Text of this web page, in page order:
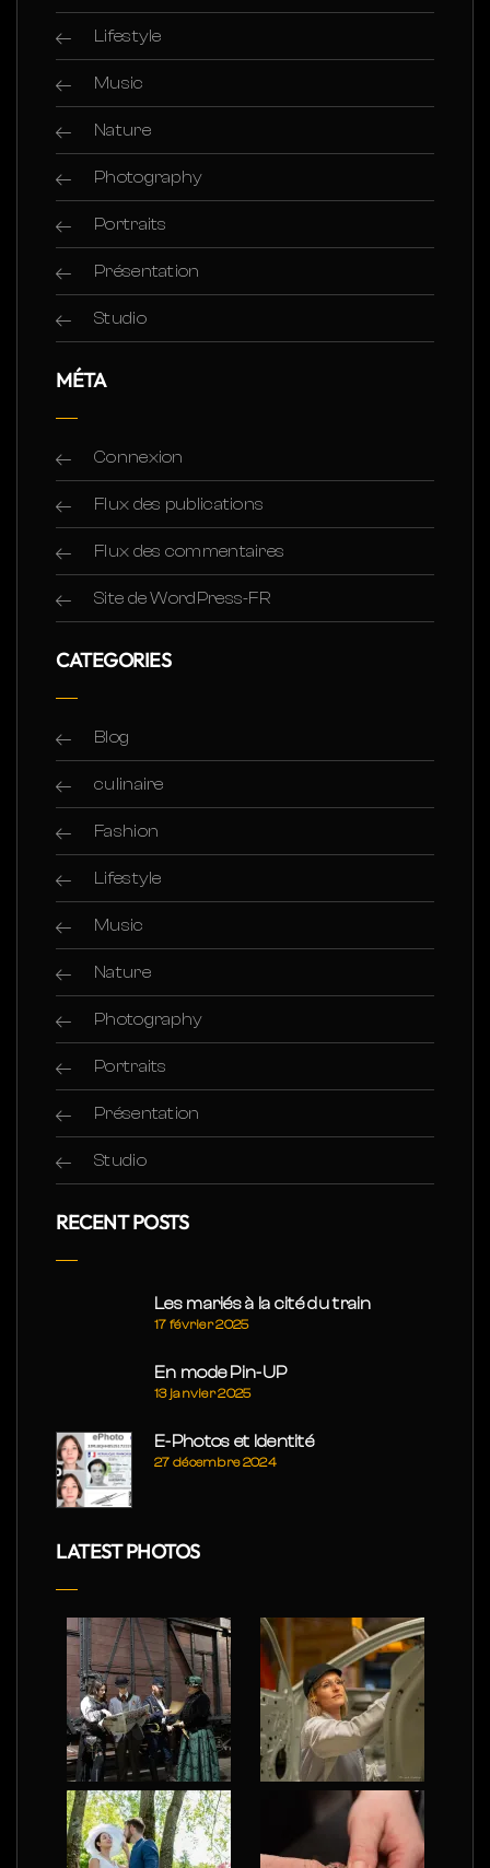
Lifestyle
Music
Nature
Photography
Portraits
Présentation
Studio
MÉTA
Connexion
Flux des publications
Flux des commentaires
Site de WordPress-FR
CATEGORIES
Blog
culinaire
Fashion
Lifestyle
Music
Nature
Photography
Portraits
Présentation
Studio
RECENT POSTS
Les mariés à la cité du train
17 février 2025
En mode Pin-UP
13 janvier 2025
E-Photos et Identité
27 décembre 2024
LATEST PHOTOS